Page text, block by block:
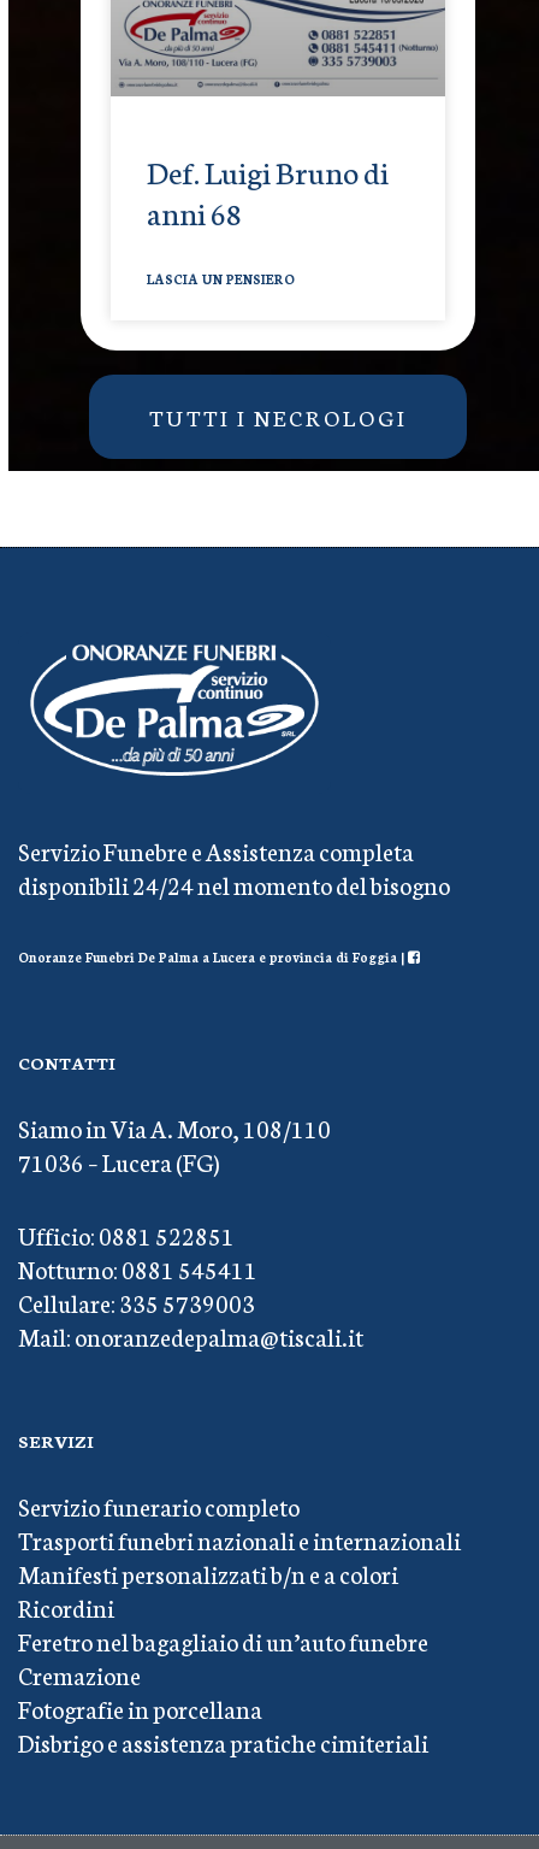
Def. Luigi Bruno di
anni 68
LASCIA UN PENSIERO
TUTTI I NECROLOGI
Servizio Funebre e Assistenza completa
disponibili 24/24 nel momento del bisogno
Onoranze Funebri De Palma a Lucera e provincia di Foggia |
CONTATTI
Siamo in Via A. Moro, 108/110
71036 – Lucera (FG)
Ufficio: 0881 522851
Notturno: 0881 545411
Cellulare: 335 5739003
Mail: onoranzedepalma@tiscali.it
SERVIZI
Servizio funerario completo
Trasporti funebri nazionali e internazionali
Manifesti personalizzati b/n e a colori
Ricordini
Feretro nel bagagliaio di un’auto funebre
Cremazione
Fotografie in porcellana
Disbrigo e assistenza pratiche cimiteriali